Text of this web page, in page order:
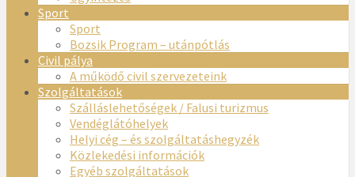
Sport
Sport
Bozsik Program – utánpótlás
Civil pálya
A működő civil szervezeteink
Szolgáltatások
Szálláslehetőségek / Falusi turizmus
Vendéglátóhelyek
Helyi cég – és szolgáltatáshegyzék
Közlekedési információk
Egyéb szolgáltatások